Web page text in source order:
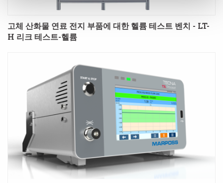
고체 산화물 연료 전지 부품에 대한 헬륨 테스트 벤치 - LT-
H 리크 테스트-헬륨